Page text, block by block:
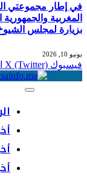
في إطار مجموعتي
المغربية
بزيارة لمجلس
يونيو 10, 2026
فيسبوك X (Twitter)